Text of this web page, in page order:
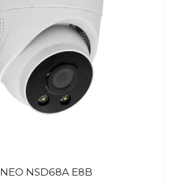
NEO NSD68A E8B